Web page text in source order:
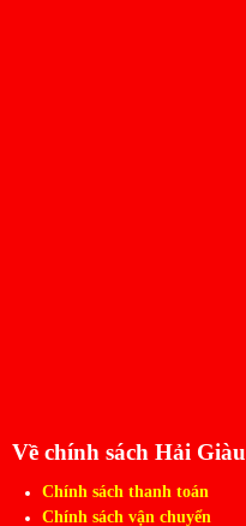
Về chính sách Hải Giàu
Chính sách thanh toán
Chính sách vận chuyển